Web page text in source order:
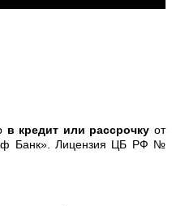
в кредит или рассрочку от
Банк». Лицензия ЦБ РФ №